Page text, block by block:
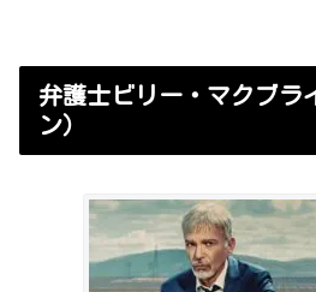
弁護士ビリー・マクブラ
ン）